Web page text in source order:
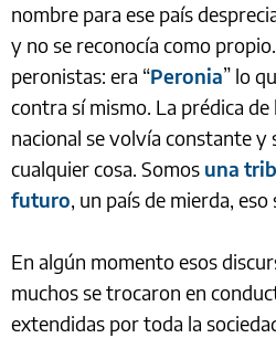
nombre para ese país
y no se reconocía como
peronistas: era “Peronia” lo
contra sí mismo. La prédica
nacional se volvía constante y
cualquier cosa. Somos una
futuro, un país de mierda,
En algún momento esos
muchos se trocaron en
extendidas por toda la